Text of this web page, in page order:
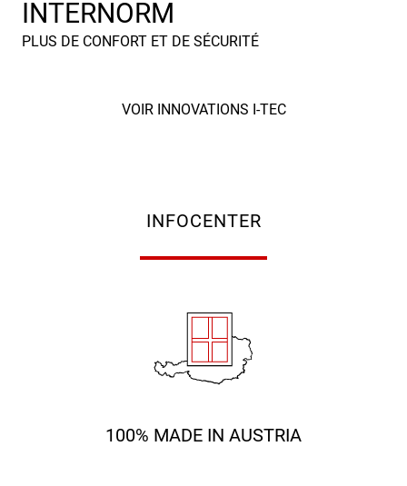
INTERNORM
PLUS DE CONFORT ET DE SÉCURITÉ
INFOCENTER
100% MADE IN AUSTRIA